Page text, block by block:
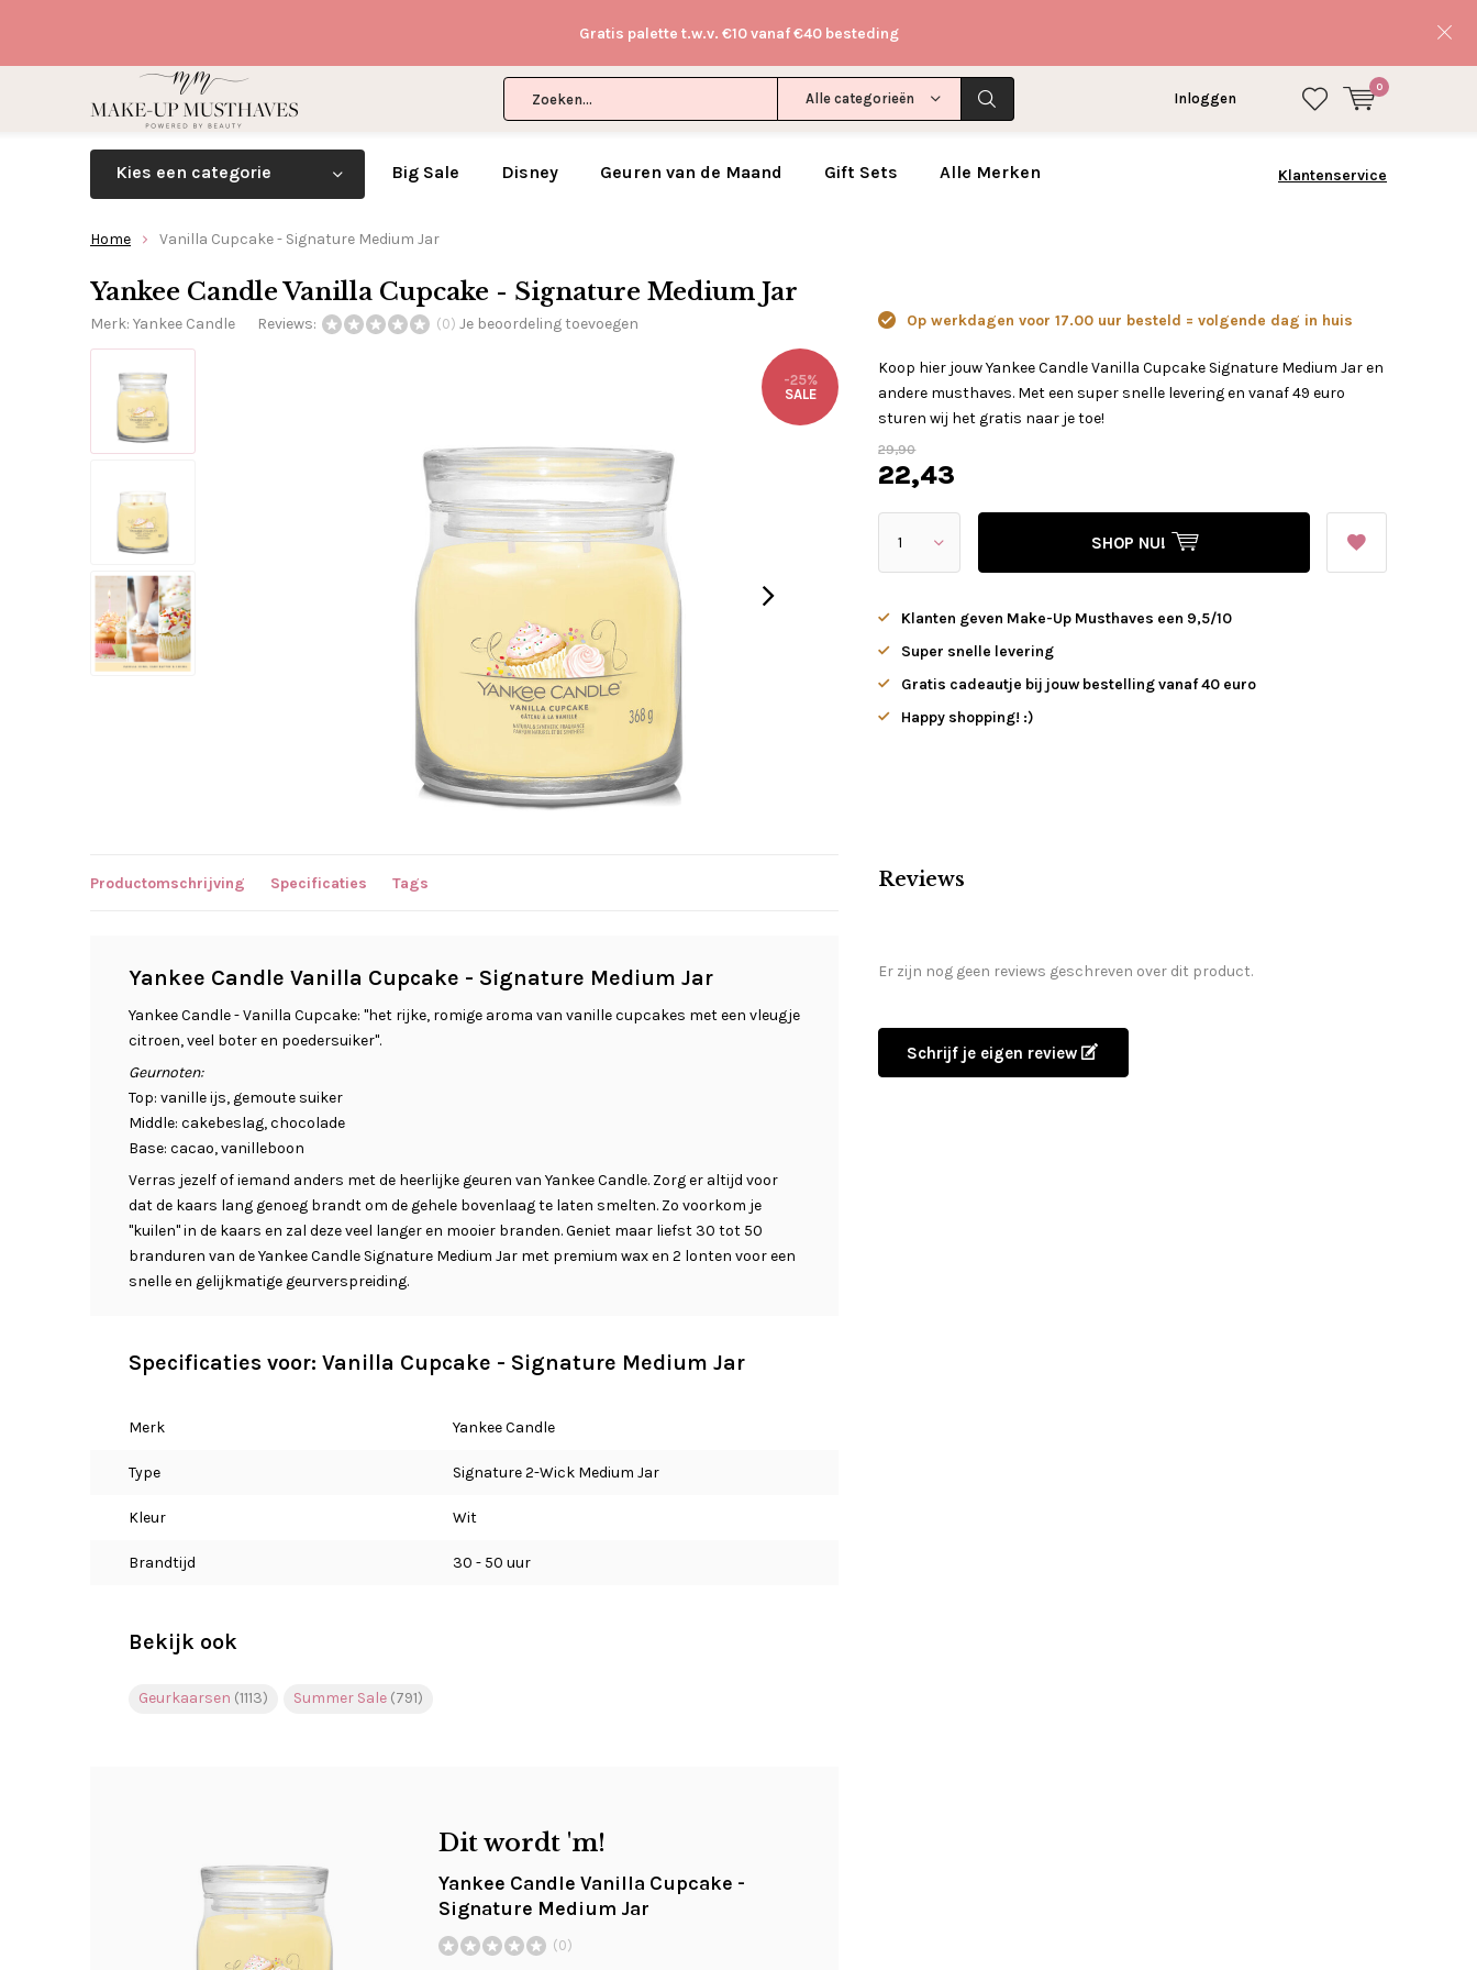
Alle categorieën Inloggen
0
Gratis palette t.w.v. €10 vanaf €40 besteding
Kies een categorie Big Sale Disney Geuren van de Maand Gift Sets Alle Merken Klantenservice
Home Vanilla Cupcake - Signature Medium Jar
Yankee Candle Vanilla Cupcake - Signature Medium Jar
Merk: Yankee Candle Reviews: (0) Je beoordeling toevoegen
-25%
SALE
Op werkdagen voor 17.00 uur besteld = volgende dag in huis
Koop hier jouw Yankee Candle Vanilla Cupcake Signature Medium Jar en
andere musthaves. Met een super snelle levering en vanaf 49 euro
sturen wij het gratis naar je toe!
29,90
22,43
SHOP NU!
Klanten geven Make-Up Musthaves een 9,5/10
Super snelle levering
Gratis cadeautje bij jouw bestelling vanaf 40 euro
Happy shopping! :)
Productomschrijving Specificaties Tags
Yankee Candle Vanilla Cupcake - Signature Medium Jar
Yankee Candle - Vanilla Cupcake: "het rijke, romige aroma van vanille cupcakes met een vleugje
citroen, veel boter en poedersuiker".
Geurnoten:
Top: vanille ijs, gemoute suiker
Middle: cakebeslag, chocolade
Base: cacao, vanilleboon
Verras jezelf of iemand anders met de heerlijke geuren van Yankee Candle. Zorg er altijd voor
dat de kaars lang genoeg brandt om de gehele bovenlaag te laten smelten. Zo voorkom je
"kuilen" in de kaars en zal deze veel langer en mooier branden. Geniet maar liefst 30 tot 50
branduren van de Yankee Candle Signature Medium Jar met premium wax en 2 lonten voor een
snelle en gelijkmatige geurverspreiding.
Specificaties voor: Vanilla Cupcake - Signature Medium Jar
Merk Yankee Candle
Type Signature 2-Wick Medium Jar
Kleur Wit
Brandtijd 30 - 50 uur
Bekijk ook
Geurkaarsen (1113) Summer Sale (791)
Dit wordt 'm!
Yankee Candle Vanilla Cupcake -
Signature Medium Jar
(0)
Reviews
Er zijn nog geen reviews geschreven over dit product.
Schrijf je eigen review